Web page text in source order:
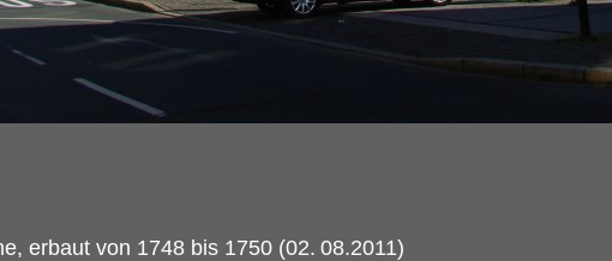
erbaut von 1748 bis 1750 (02. 08.2011)